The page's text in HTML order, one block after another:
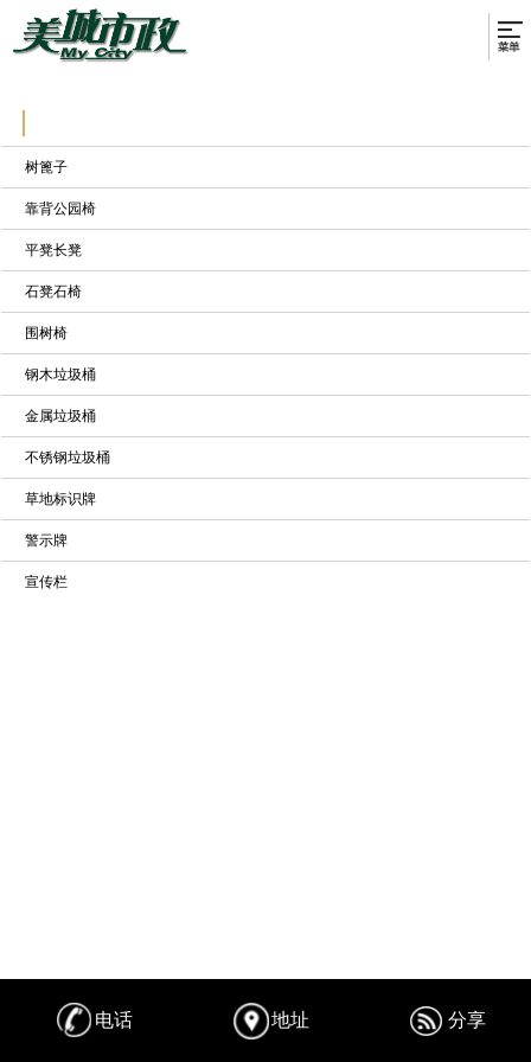
树篦子
靠背公园椅
平凳长凳
石凳石椅
围树椅
钢木垃圾桶
金属垃圾桶
不锈钢垃圾桶
草地标识牌
警示牌
宣传栏
电话 地址 分享